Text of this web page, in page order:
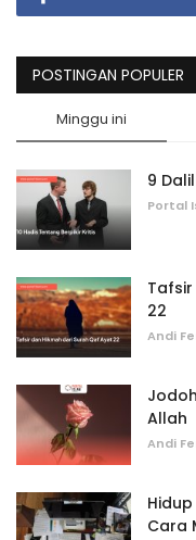
POSTINGAN POPULER
Minggu ini
9
Portal
22
Andi
Allah
Andi
Cara